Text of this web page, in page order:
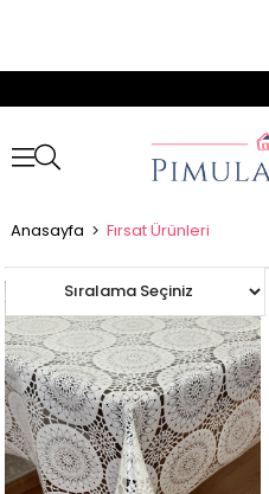
Anasayfa Fırsat Ürünleri